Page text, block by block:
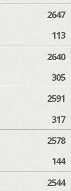
2647
113
2640
305
2591
317
2578
144
2544